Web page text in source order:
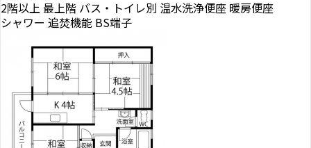
2階以上 最上階 バス・トイレ別 温水洗浄便座 暖房便座
シャワー 追焚機能 BS端子